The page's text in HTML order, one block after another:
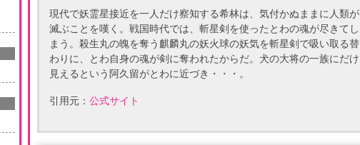
現代で妖霊星接近を一人だけ察知する希林は、気付かぬままに人類が
滅ぶことを嘆く。戦国時代では、斬星剣を使ったとわの魂が尽きてし
まう。殺生丸の魄を奪う麒麟丸の妖火球の妖気を斬星剣で吸い取る替
わりに、とわ自身の魂が剣に奪われたからだ。犬の大将の一族にだけ
見えるという阿久留がとわに近づき・・・。
引用元： 公式サイト